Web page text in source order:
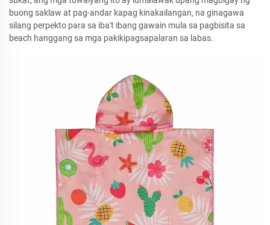
buong saklaw at pag-andar kapag kinakailangan, na ginagawa
silang perpekto para sa iba't ibang gawain mula sa pagbisita sa
beach hanggang sa mga pakikipagsapalaran sa labas.